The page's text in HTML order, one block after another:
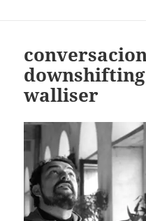
walliser